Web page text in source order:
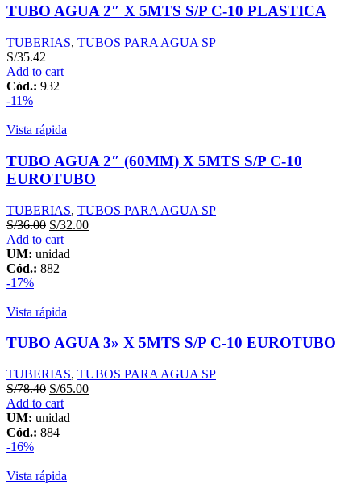
TUBO AGUA 2″ X 5MTS S/P C-10 PLASTICA
TUBERIAS, TUBOS PARA AGUA SP
S/35.42
Add to cart
Cód.: 932
-11%
Vista rápida
TUBO AGUA 2″ (60MM) X 5MTS S/P C-10
EUROTUBO
TUBERIAS, TUBOS PARA AGUA SP
S/36.00 S/32.00
Add to cart
UM: unidad
Cód.: 882
-17%
Vista rápida
TUBO AGUA 3» X 5MTS S/P C-10 EUROTUBO
TUBERIAS, TUBOS PARA AGUA SP
S/78.40 S/65.00
Add to cart
UM: unidad
Cód.: 884
-16%
Vista rápida